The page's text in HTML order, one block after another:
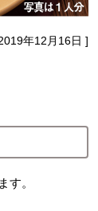
年12月16日 ]
す。